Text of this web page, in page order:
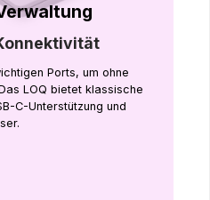
Ports, um ohne
LOQ bietet klassische
C-Unterstützung und